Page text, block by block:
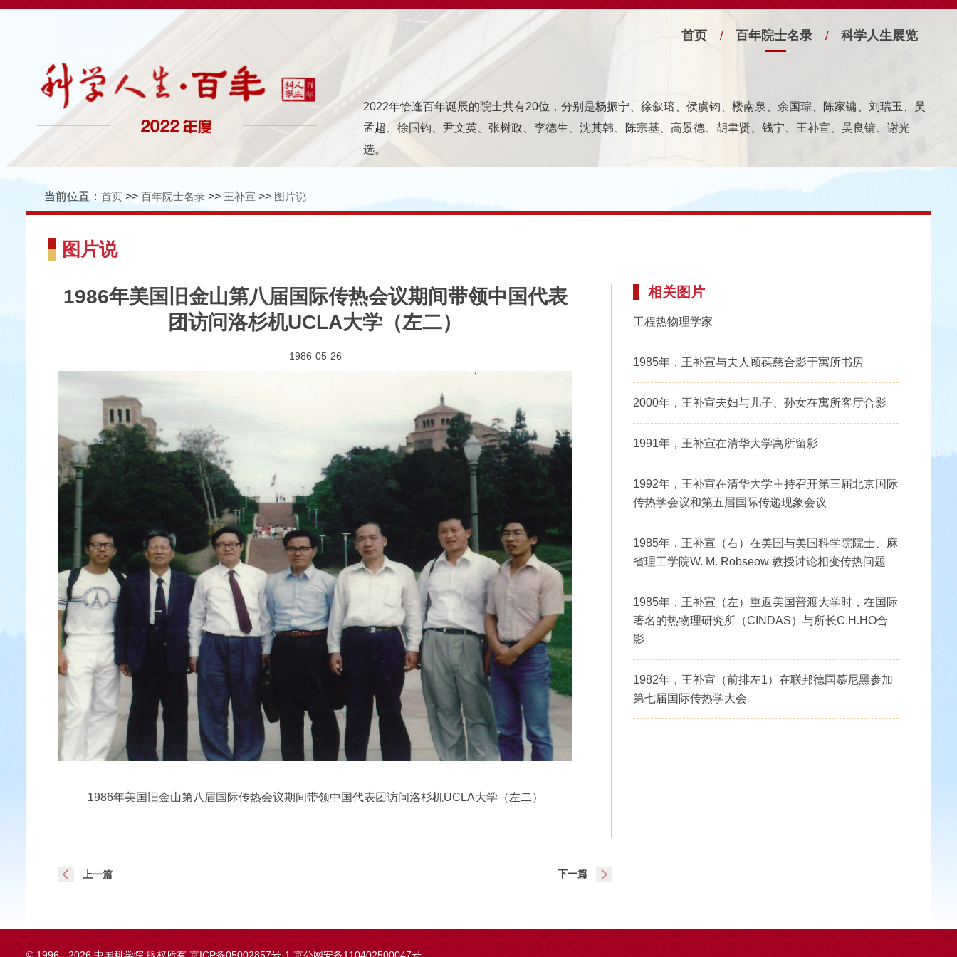
首页 / 百年院士名录 / 科学人生展览
2022年恰逢百年诞辰的院士共有20位，分别是杨振宁、徐叙瑢、侯虞钧、楼南泉、余国琮、陈家镛、刘瑞玉、吴
孟超、徐国钧、尹文英、张树政、李德生、沈其韩、陈宗基、高景德、胡聿贤、钱宁、王补宣、吴良镛、谢光
选。
当前位置： 首页 >> 百年院士名录 >> 王补宣 >> 图片说
图片说
1986年美国旧金山第八届国际传热会议期间带领中国代表
团访问洛杉机UCLA大学（左二）
1986-05-26
1986年美国旧金山第八届国际传热会议期间带领中国代表团访问洛杉机UCLA大学（左二）
上一篇 下一篇
相关图片
工程热物理学家
1985年，王补宣与夫人顾葆慈合影于寓所书房
2000年，王补宣夫妇与儿子、孙女在寓所客厅合影
1991年，王补宣在清华大学寓所留影
1992年，王补宣在清华大学主持召开第三届北京国际
传热学会议和第五届国际传递现象会议
1985年，王补宣（右）在美国与美国科学院院士、麻
省理工学院W. M. Robseow 教授讨论相变传热问题
1985年，王补宣（左）重返美国普渡大学时，在国际
著名的热物理研究所（CINDAS）与所长C.H.HO合
影
1982年，王补宣（前排左1）在联邦德国慕尼黑参加
第七届国际传热学大会
© 1996 - 2026 中国科学院 版权所有 京ICP备05002857号-1 京公网安备110402500047号